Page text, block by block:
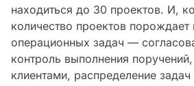
находиться до 30 проектов. И,
количество проектов порождает
операционных задач —
контроль выполнения
клиентами, распределение